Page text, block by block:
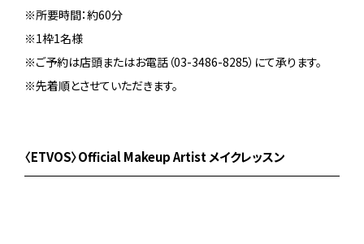
※所要時間：約60分
※1枠1名様
※ご予約は店頭またはお電話（03-3486-8285）にて承ります。
※先着順とさせていただきます。
〈ETVOS〉Official Makeup Artist メイクレッスン